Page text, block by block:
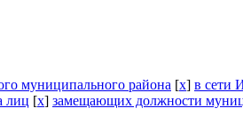
муниципального района [x] в сети
лиц [x] замещающих должности